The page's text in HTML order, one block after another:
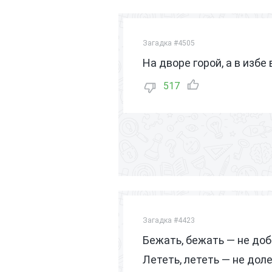
Загадка #4505
На дворе горой, а в избе
517
Загадка #4423
Бежать, бежать — не
Лететь, лететь — не